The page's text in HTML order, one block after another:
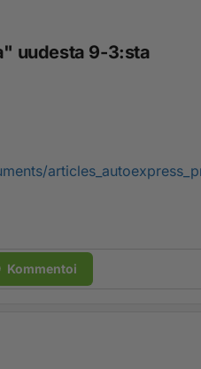
uudesta 9-3:sta
Kommentoi